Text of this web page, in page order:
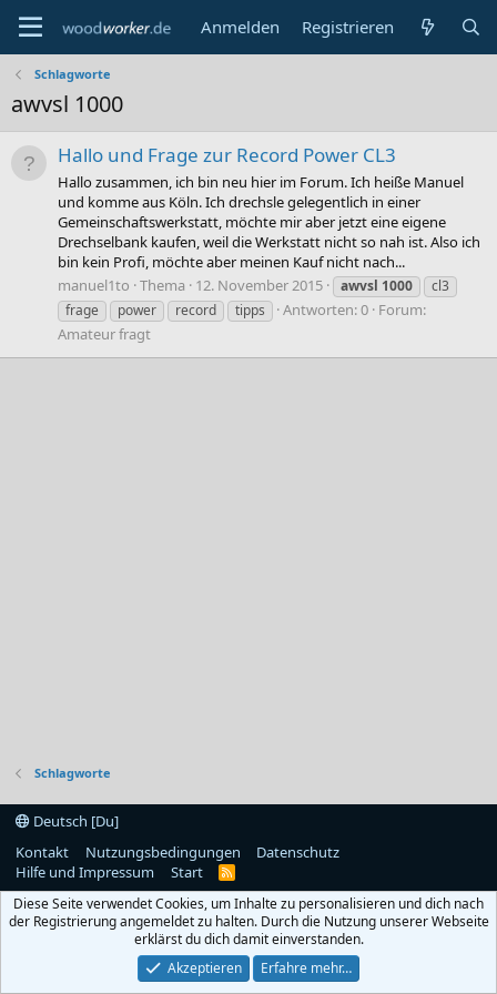
Anmelden Registrieren
Schlagworte
awvsl 1000
Hallo und Frage zur Record Power CL3
Hallo zusammen, ich bin neu hier im Forum. Ich heiße Manuel
und komme aus Köln. Ich drechsle gelegentlich in einer
Gemeinschaftswerkstatt, möchte mir aber jetzt eine eigene
Drechselbank kaufen, weil die Werkstatt nicht so nah ist. Also ich
bin kein Profi, möchte aber meinen Kauf nicht nach...
manuel1to Thema 12. November 2015 awvsl 1000
cl3
frage
power record tipps Antworten: 0 Forum:
Amateur fragt
Schlagworte
Deutsch [Du]
Kontakt
Nutzungsbedingungen
Datenschutz
Hilfe und Impressum
Start
R
S
Diese Seite verwendet Cookies, um Inhalte zu personalisieren und dich nach
der Registrierung angemeldet zu halten. Durch die Nutzung unserer Webseite
erklärst du dich damit einverstanden.
Akzeptieren
Erfahre mehr…